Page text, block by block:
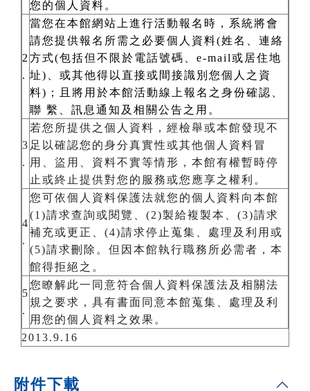
您的個人資料。
2
.
當您在本館網站上進行活動報名時，系統將會
請您提供報名所需之必要個人資料(姓名、連絡
方式(包括但不限於電話號碼、e-mail或居住地
址)、或其他得以直接或間接識別您個人之資
料)；且將用於本館活動線上報名之身份確認、
聯 繫、訊息通知及相關公告之用。
3
.
若您所提供之個人資料，經檢舉或本館發現不
足以確認您的身分真實性或其他個人資料冒
用、盜用、資料不實等情形，本館有權暫時停
止或終止提供對您的服務或您應享之權利。
4
.
您可依個人資料保護法就您的個人資料向本館
(1)請求查詢或閱覽、(2)製給複製本、(3)請求
補充或更正、(4)請求停止蒐集、處理及利用或
(5)請求刪除。但因本館執行職務所必需者，本
館得拒絕之。
5
.
您瞭解此一同意符合個人資料保護法及相關法
規之要求，具有書面同意本館蒐集、處理及利
用您的個人資料之效果。
2013.9.16
附件下載